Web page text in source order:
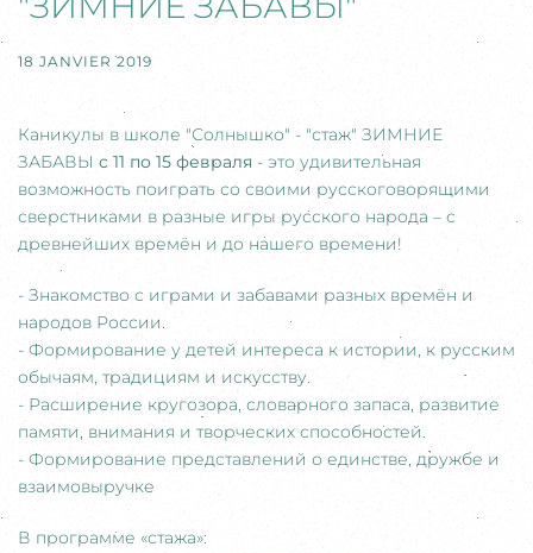
18 JANVIER 2019
Каникулы в школе "Солнышко" - "стаж" ЗИМНИЕ
ЗАБАВЫ с 11 по 15 февраля - это удивительная
возможность поиграть со своими русскоговорящими
сверстниками в разные игры русского народа – с
древнейших времён и до нашего времени!
- Знакомство с играми и забавами разных времён и
народов России.
- Формирование у детей интереса к истории, к русским
обычаям, традициям и искусству.
- Расширение кругозора, словарного запаса, развитие
памяти, внимания и творческих способностей.
- Формирование представлений о единстве, дружбе и
взаимовыручке
В программе «стажа»: